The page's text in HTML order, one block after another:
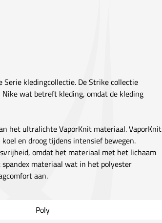
kledingcollectie. De Strike collectie
wat betreft kleding, omdat de kleding
het ultralichte VaporKnit materiaal. VaporKnit
en droog tijdens intensief bewegen.
omdat het materiaal met het lichaam
materiaal wat in het polyester
aan.
Poly